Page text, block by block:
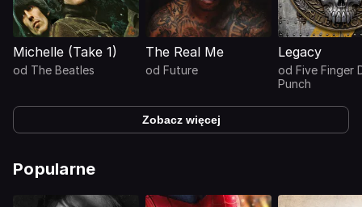
Michelle (Take 1)
od The Beatles
The Real Me
od Future
Legacy
od Five Finger
Punch
Zobacz więcej
Popularne